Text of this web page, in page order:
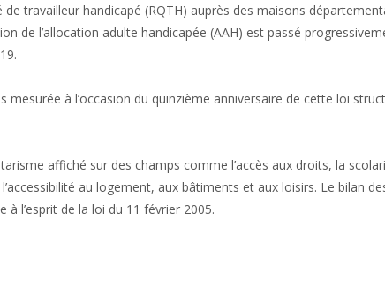
travailleur handicapé (RQTH) auprès des maisons
de l’allocation adulte handicapée (AAH) est passé
mesurée à l’occasion du quinzième anniversaire de cette loi
affiché sur des champs comme l’accès aux droits, la
au logement, aux bâtiments et aux loisirs. Le bilan
l’esprit de la loi du 11 février 2005.